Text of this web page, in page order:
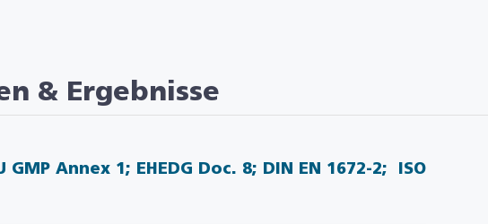
& Ergebnisse
GMP Annex 1; EHEDG Doc. 8; DIN EN 1672-2; ISO